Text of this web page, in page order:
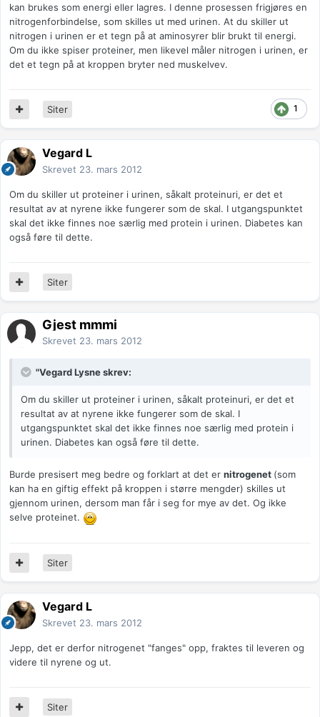
kan brukes som energi eller lagres. I denne prosessen frigjøres en
nitrogenforbindelse, som skilles ut med urinen. At du skiller ut
nitrogen i urinen er et tegn på at aminosyrer blir brukt til energi.
Om du ikke spiser proteiner, men likevel måler nitrogen i urinen, er
det et tegn på at kroppen bryter ned muskelvev.
1
Siter
Vegard L
Skrevet 23. mars 2012
Om du skiller ut proteiner i urinen, såkalt proteinuri, er det et
resultat av at nyrene ikke fungerer som de skal. I utgangspunktet
skal det ikke finnes noe særlig med protein i urinen. Diabetes kan
også føre til dette.
Siter
Gjest mmmi
Skrevet 23. mars 2012
"Vegard Lysne skrev:
Om du skiller ut proteiner i urinen, såkalt proteinuri, er det et
resultat av at nyrene ikke fungerer som de skal. I
utgangspunktet skal det ikke finnes noe særlig med protein i
urinen. Diabetes kan også føre til dette.
Burde presisert meg bedre og forklart at det er nitrogenet (som
kan ha en giftig effekt på kroppen i større mengder) skilles ut
gjennom urinen, dersom man får i seg for mye av det. Og ikke
selve proteinet.
Siter
Vegard L
Skrevet 23. mars 2012
Jepp, det er derfor nitrogenet "fanges" opp, fraktes til leveren og
videre til nyrene og ut.
Siter